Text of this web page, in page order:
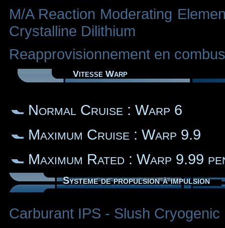
M/A Reaction Moderating
Crystalline Dilithium
Reapprovisionnement en
Vitesse Warp
Normal Cruise : Warp 6
Maximum Cruise : Warp 9.9
Maximum Rated : Warp 9.99
Systeme de propulsion à impulsion
Carburant IPS - Slush